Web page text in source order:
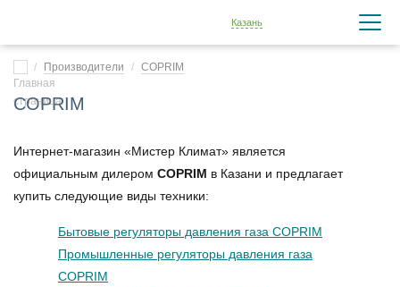
Казань
Производители COPRIM
COPRIM
Интернет-магазин «Мистер Климат» является
официальным дилером COPRIM в Казани и предлагает
купить следующие виды техники:
Бытовые регуляторы давления газа COPRIM
Промышленные регуляторы давления газа
COPRIM